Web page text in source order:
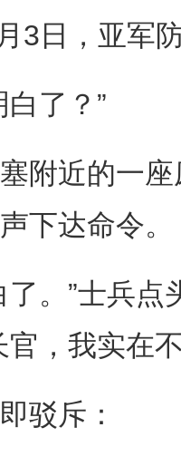
日，亚军
了？”
近的一座
下达命令。
。”士兵点
官，我实在
斥：